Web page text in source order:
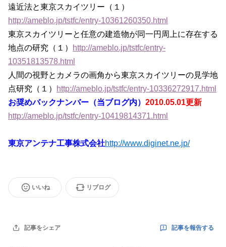
遠近法と東京スカイツリー（１）
http://ameblo.jp/tstfc/entry-10361260350.html
東京スカイツリーと任意の建造物が同一円周上に存在する
地点の研究（１）
http://ameblo.jp/tstfc/entry-
10351813578.html
人間の視野とカメラの画角から東京スカイツリーの見学地
点研究（１）
http://ameblo.jp/tstfc/entry-10336272917.html
お奨めバックナンバー（当ブログ内） 2010.05.01更新
http://ameblo.jp/tstfc/entry-10419814371.html
東京アンテナ工事株式会社http://www.diginet.ne.jp/
いいね リブログ
記事をシェア 記事を報告する